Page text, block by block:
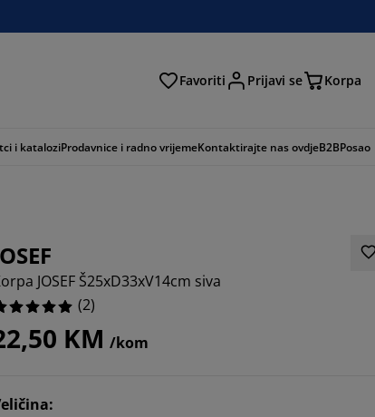
Favoriti Prijavi se Korpa
i kataloziProdavnice i radno vrijemeKontaktirajte nas ovdjeB2BPosao
JOSEF Š25xD33xV14cm siva
(2)
KM /kom
: